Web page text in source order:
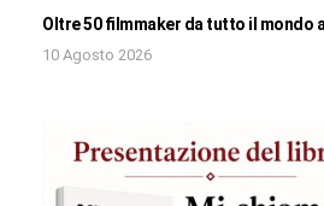
Oltre 50 filmmaker da tutto il mondo
10 Agosto 2026